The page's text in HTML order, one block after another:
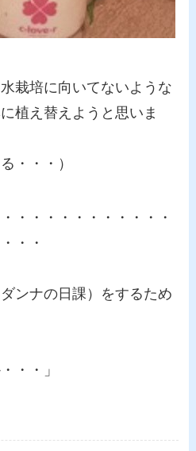
栽培に向いてないような
植え替えようと思いま
・・・）
・・・・・・・・・・・
・・
ンナの日課）をするため
・・」